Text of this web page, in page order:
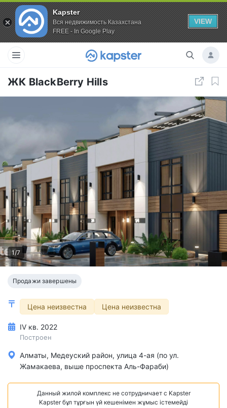
Kapster
Вся недвижимость Казахстана
FREE - In Google Play
VIEW
ЖК BlackBerry Hills
1/7
Продажи завершены
Цена неизвестна Цена неизвестна
IV кв. 2022
Построен
Алматы, Медеуский район, улица 4-ая (по ул.
Жамакаева, выше проспекта Аль-Фараби)
Данный жилой комплекс не сотрудничает с Kapster
Kapster бұл тұрғын үй кешенімен жұмыс істемейді